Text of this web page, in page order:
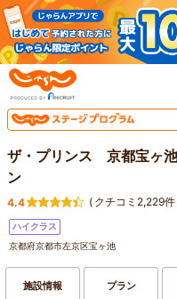
ザ・プリンス 京都宝ヶ
ン
4.4 ( クチコミ2,229件
ハイクラス
京都府京都市左京区宝ヶ池
施設情報 プラン